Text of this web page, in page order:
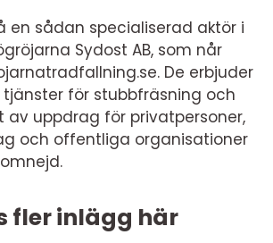
en sådan specialiserad aktör i
Sydost AB, som når
De erbjuder
för stubbfräsning och
av uppdrag för privatpersoner,
och offentliga organisationer
fler inlägg här